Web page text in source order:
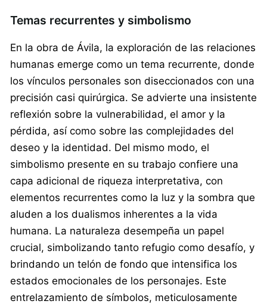
Temas recurrentes y simbolismo
En la obra de Ávila, la exploración de las relaciones
humanas emerge como un tema recurrente, donde
los vínculos personales son diseccionados con una
precisión casi quirúrgica. Se advierte una insistente
reflexión sobre la vulnerabilidad, el amor y la
pérdida, así como sobre las complejidades del
deseo y la identidad. Del mismo modo, el
simbolismo presente en su trabajo confiere una
capa adicional de riqueza interpretativa, con
elementos recurrentes como la luz y la sombra que
aluden a los dualismos inherentes a la vida
humana. La naturaleza desempeña un papel
crucial, simbolizando tanto refugio como desafío, y
brindando un telón de fondo que intensifica los
estados emocionales de los personajes. Este
entrelazamiento de símbolos, meticulosamente